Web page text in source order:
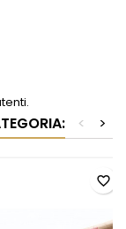
>
<
favorite_border